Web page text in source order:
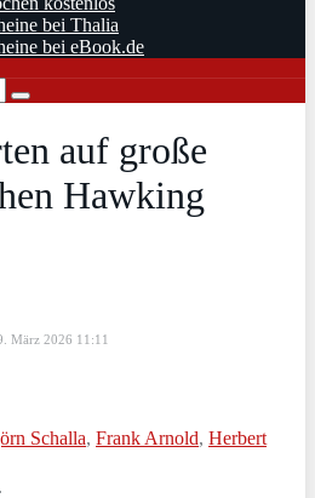
bei Thalia
bei eBook.de
auf große
Hawking
März 2026 11:11
Schalla, Frank Arnold, Herbert